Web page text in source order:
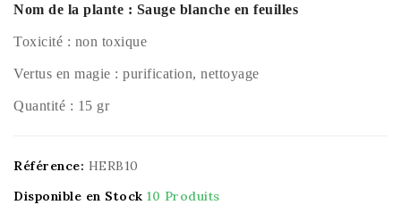
Nom de la plante : Sauge blanche en feuilles
Toxicité : non toxique
Vertus en magie : purification, nettoyage
Quantité : 15 gr
Référence: HERB10
Disponible en Stock 10 Produits